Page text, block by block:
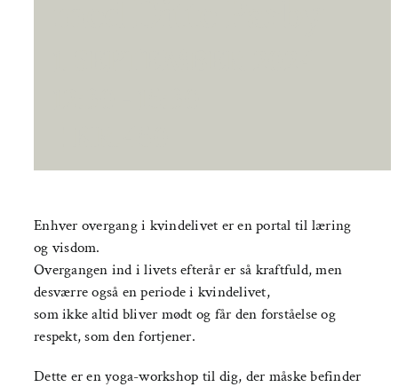
Enhver overgang i kvindelivet er en portal til læring
og visdom.
Overgangen ind i livets efterår er så kraftfuld, men
desværre også en periode i kvindelivet,
som ikke altid bliver mødt og får den forståelse og
respekt, som den fortjener.
Dette er en yoga-workshop til dig, der måske befinder